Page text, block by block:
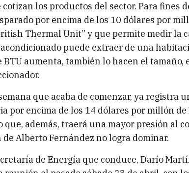
los productos del sector. Para fines
por encima de los 10 dólares por
Thermal Unit” y que permite medir la
puede extraer de una
BTU aumenta, también lo hacen el tamaño,
que acaba de comenzar, ya registra
por encima de los 14 dólares por millón de
que, además, traerá una mayor presión al
Alberto Fernández no logra dominar.
de Energía que conduce, Darío